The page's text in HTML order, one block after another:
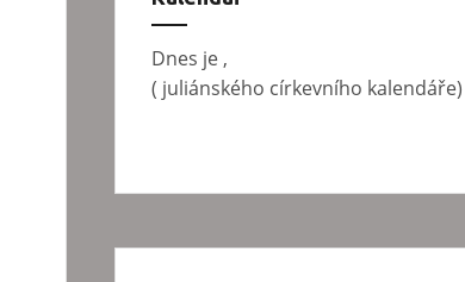
v
á
n
Dnes je ,
( juliánského církevního kalendáře)